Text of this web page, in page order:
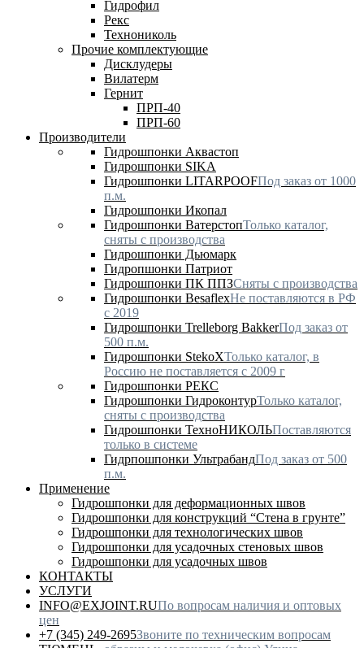
Гидрофил
Рекс
Технониколь
Прочие комплектующие
Дисклудеры
Вилатерм
Гернит
ПРП-40
ПРП-60
Производители
Гидрошпонки Аквастоп
Гидрошпонки SIKA
Гидрошпонки LITARPOOFПод заказ от 1000
п.м.
Гидрошпонки Икопал
Гидрошпонки ВатерстопТолько каталог,
сняты с производства
Гидрошпонки Дьюмарк
Гидропшонки Патриот
Гидрошпонки ПК ППЗСняты с производства
Гидрошпонки BesaflexНе поставляются в РФ
с 2019
Гидрошпонки Trelleborg BakkerПод заказ от
500 п.м.
Гидрошпонки StekoXТолько каталог, в
Россию не поставляется с 2009 г
Гидрошпонки РЕКС
Гидрошпонки ГидроконтурТолько каталог,
сняты с производства
Гидрошпонки ТехноНИКОЛЬПоставляются
только в системе
Гидрпошпонки УльтрабандПод заказ от 500
п.м.
Применение
Гидрошпонки для деформационных швов
Гидрошпонки для конструкций “Стена в грунте”
Гидрошпонки для технологических швов
Гидрошпонки для усадочных стеновых швов
Гидрошпонки для усадочных швов
КОНТАКТЫ
УСЛУГИ
INFO@EXJOINT.RUПо вопросам наличия и оптовых
цен
+7 (345) 249-2695Звоните по техническим вопросам